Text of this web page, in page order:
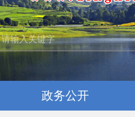
政务公开